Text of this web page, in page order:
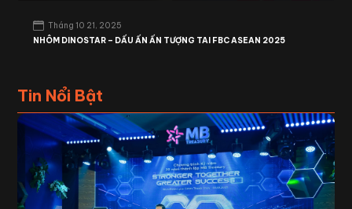
Tháng 10 21, 2025
NHÔM DINOSTAR – DẤU ẤN ẤN TƯỢNG TAI FBC ASEAN 2025
Tin Nổi Bật